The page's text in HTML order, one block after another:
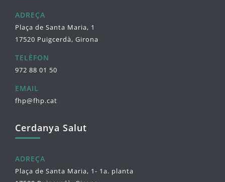
ADREÇA
Plaça de Santa Maria, 1
17520 Puigcerdà, Girona
TELÈFON
972 88 01 50
EMAIL
fhp@fhp.cat
Cerdanya Salut
ADREÇA
Plaça de Santa Maria, 1- 1a. planta